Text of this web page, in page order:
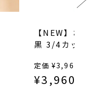
【NEW】お試
黒 3/4カップ・
定価 ¥3,960
¥3,960